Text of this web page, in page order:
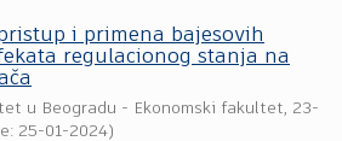
i primena bajesovih
regulacionog stanja na
u Beogradu - Ekonomski fakultet, 23-
25-01-2024)